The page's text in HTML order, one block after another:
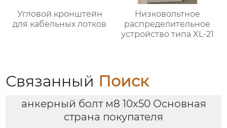
Угловой кронштейн
для кабельных лотков
Низковольтное
распределительное
устройство типа XL-21
Связанный Поиск
анкерный болт м8 10х50 Основная
страна покупателя